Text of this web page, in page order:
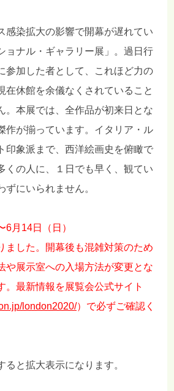
感染拡大の影響で開幕が遅れてい
ョナル・ギャラリー展」。過日行
参加した者として、これほど力の
在休館を余儀なくされていること
。本展では、全作品が初来日とな
作が揃っています。イタリア・ル
印象派まで、西洋絵画史を俯瞰で
くの人に、１日でも早く、観てい
ずにいられません。
6月14日（日）
ました。開幕後も混雑対策のため
や展示室への入場方法が変更とな
。最新情報を展覧会公式サイト
london2020/）で必ずご確認く
と拡大表示になります。